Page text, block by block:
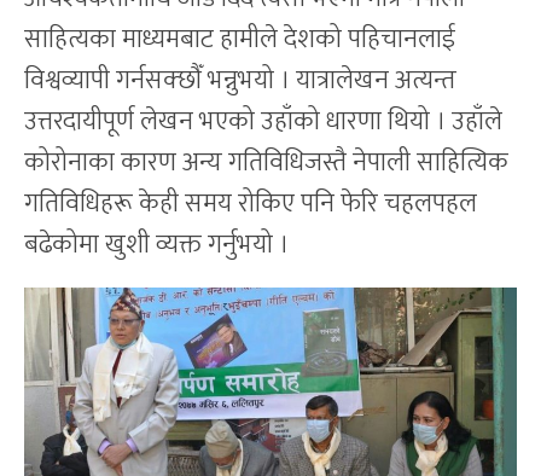
साहित्यका माध्यमबाट हामीले देशको पहिचानलाई
विश्वव्यापी गर्नसक्छौँ भन्नुभयो । यात्रालेखन अत्यन्त
उत्तरदायीपूर्ण लेखन भएको उहाँको धारणा थियो । उहाँले
कोरोनाका कारण अन्य गतिविधिजस्तै नेपाली साहित्यिक
गतिविधिहरू केही समय रोकिए पनि फेरि चहलपहल
बढेकोमा खुशी व्यक्त गर्नुभयो ।